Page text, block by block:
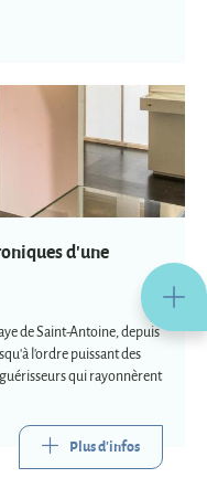
d'une
de Saint-Antoine, depuis
l'ordre puissant des
qui rayonnèrent
Plus d'infos